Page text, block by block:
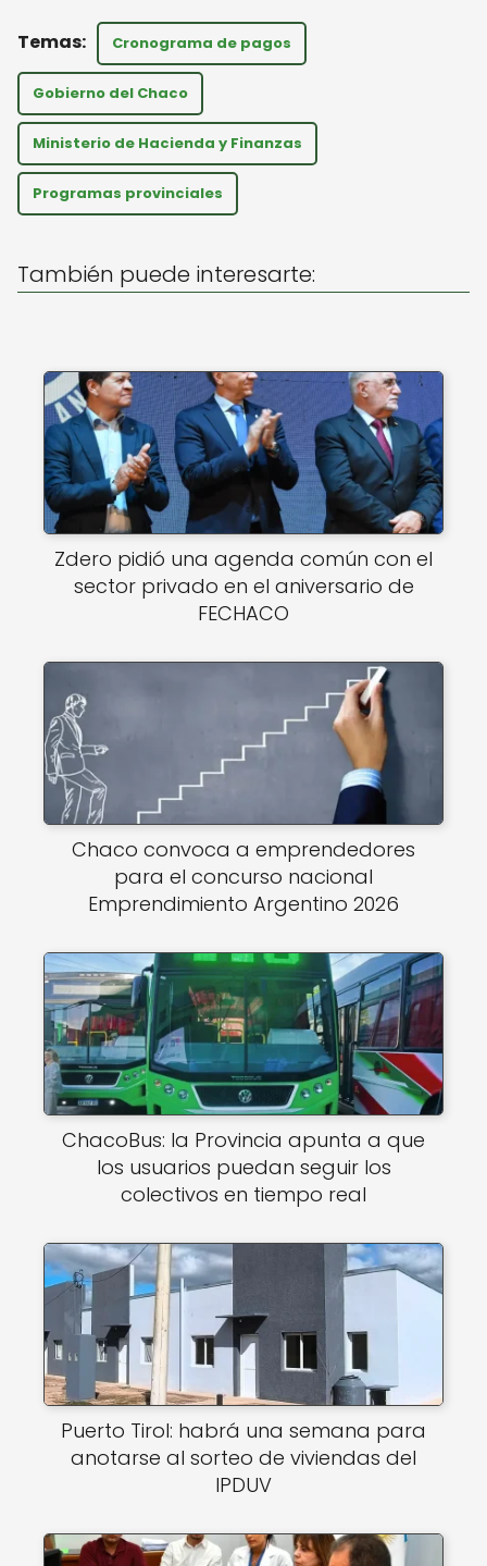
a
ts
A
p
p
c
e
b
o
o
k
ai
l
Cronograma de pagos
Gobierno del Chaco
Ministerio de Hacienda y Finanzas
Programas provinciales
También puede interesarte:
Zdero pidió una agenda común con el
sector privado en el aniversario de
FECHACO
Chaco convoca a emprendedores
para el concurso nacional
Emprendimiento Argentino 2026
ChacoBus: la Provincia apunta a que
los usuarios puedan seguir los
colectivos en tiempo real
Puerto Tirol: habrá una semana para
anotarse al sorteo de viviendas del
IPDUV